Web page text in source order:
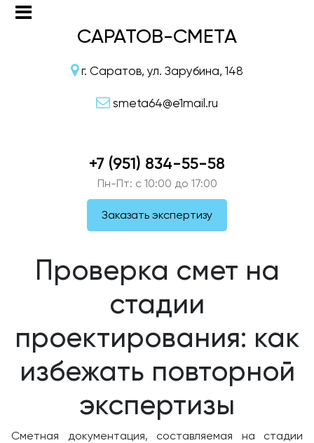
САРАТОВ-СМЕТА
г. Саратов, ул. Зарубина, 148
smeta64@e1mail.ru
+7 (951) 834-55-58
Пн-Пт: c 10:00 до 17:00
Заказать экспертизу
Проверка смет на
стадии
проектирования: как
избежать повторной
экспертизы
Сметная документация, составляемая на стадии